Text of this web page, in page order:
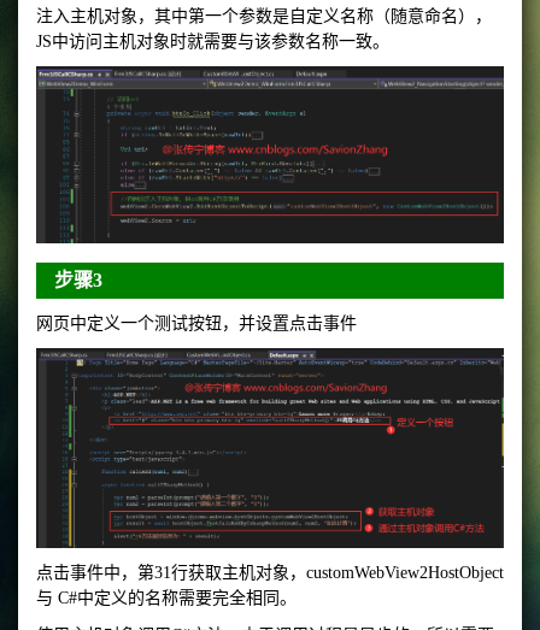
注入主机对象，其中第一个参数是自定义名称（随意命名），
JS中访问主机对象时就需要与该参数名称一致。
步骤3
网页中定义一个测试按钮，并设置点击事件
点击事件中，第31行获取主机对象，customWebView2HostObject
与 C#中定义的名称需要完全相同。